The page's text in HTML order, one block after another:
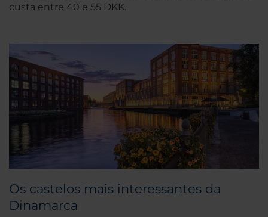
custa entre 40 e 55 DKK.
Os castelos mais interessantes da
Dinamarca